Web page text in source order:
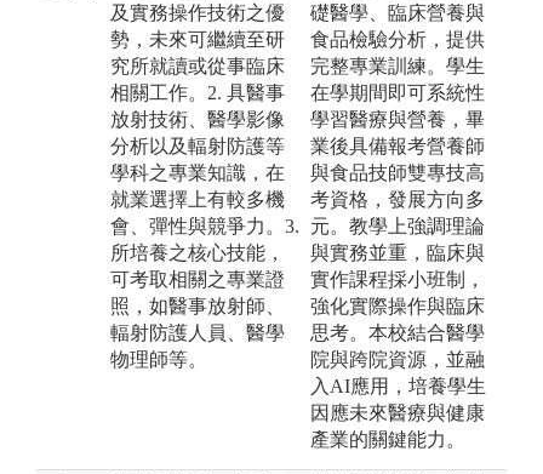
及實務操作技術之優
勢，未來可繼續至研
究所就讀或從事臨床
相關工作。2. 具醫事
放射技術、醫學影像
分析以及輻射防護等
學科之專業知識，在
就業選擇上有較多機
會、彈性與競爭力。3.
所培養之核心技能，
可考取相關之專業證
照，如醫事放射師、
輻射防護人員、醫學
物理師等。
礎醫學、臨床營養與
食品檢驗分析，提供
完整專業訓練。學生
在學期間即可系統性
學習醫療與營養，畢
業後具備報考營養師
與食品技師雙專技高
考資格，發展方向多
元。教學上強調理論
與實務並重，臨床與
實作課程採小班制，
強化實際操作與臨床
思考。本校結合醫學
院與跨院資源，並融
入AI應用，培養學生
因應未來醫療與健康
產業的關鍵能力。